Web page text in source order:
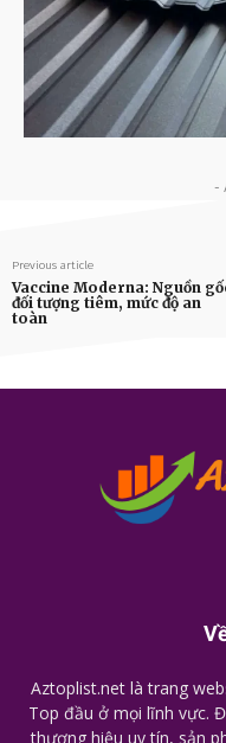
-
Previous article
Vaccine Moderna: Nguồn
đối tượng tiêm, mức độ an
toàn
Aztoplist.net là trang
Top đầu ở mọi lĩnh vực.
thương hiệu uy tín, sản